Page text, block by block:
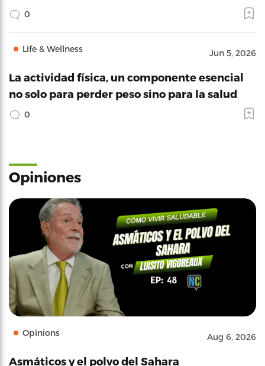
0
Life & Wellness Jun 5, 2026
La actividad física, un componente esencial
no solo para perder peso sino para la salud
0
Opiniones
Opinions Aug 6, 2026
Asmáticos y el polvo del Sahara